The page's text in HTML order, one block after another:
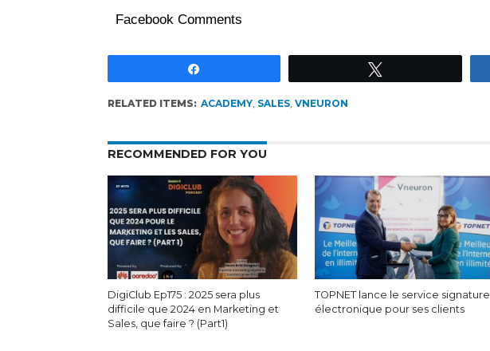
Facebook Comments
RELATED ITEMS: ACADEMY, SALES, VNEURON
RECOMMENDED FOR YOU
DigiClub Ep175 : 2025 sera plus
difficile que 2024 en Marketing et
Sales, que faire ? (Part1)
TOPNET lance le service signature
électronique pour ses clients